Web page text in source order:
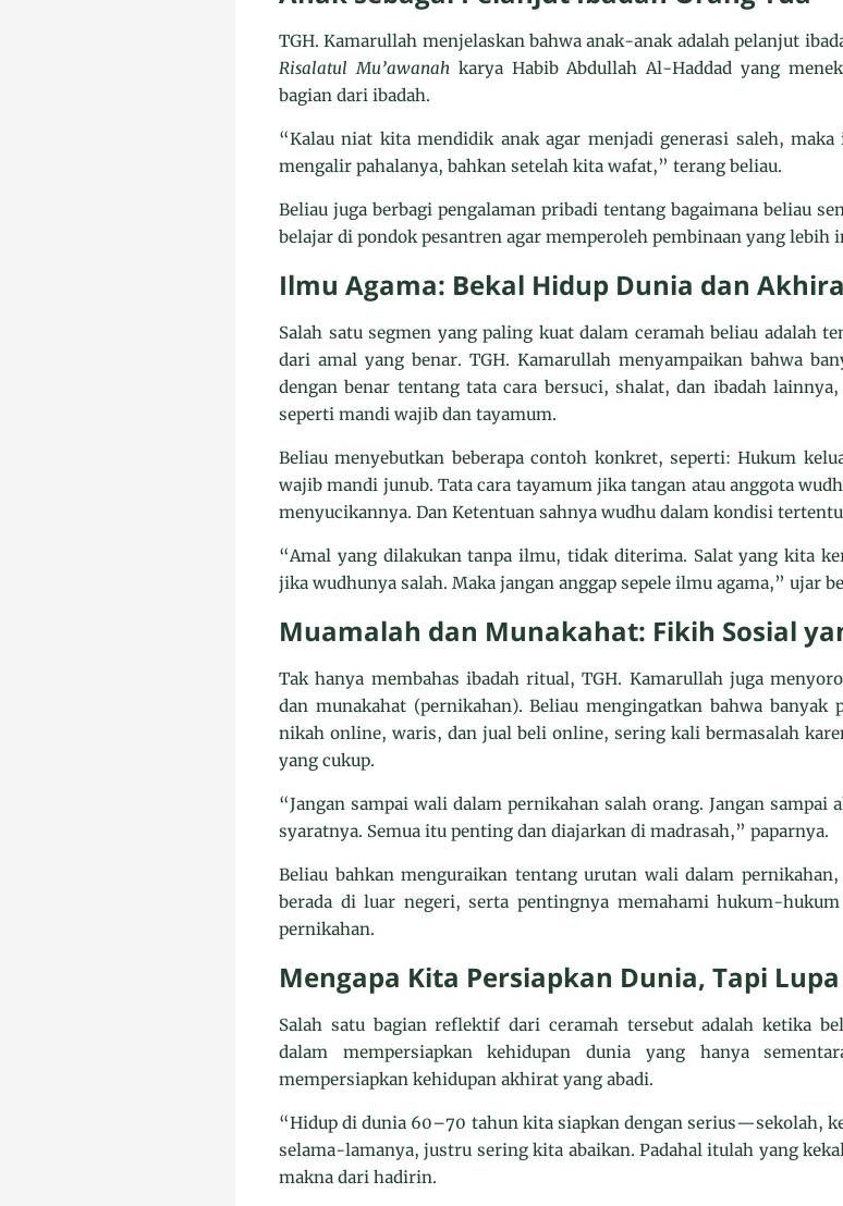
TGH. Kamarullah menjelaskan bahwa anak-anak adalah pelanjut
Risalatul Mu’awanahkarya Habib Abdullah Al-Haddad yang
bagian dari ibadah.
“Kalau niat kita mendidik anak agar menjadi generasi saleh,
mengalir pahalanya, bahkan setelah kita wafat,” terang beliau.
Beliau juga berbagi pengalaman pribadi tentang bagaimana beliau
belajar di pondok pesantren agar memperoleh pembinaan yang lebih
Ilmu Agama: Bekal Hidup Dunia dan
Salah satu segmen yang paling kuat dalam ceramah beliau adalah
dari amal yang benar. TGH. Kamarullah menyampaikan bahwa
dengan benar tentang tata cara bersuci, shalat, dan ibadah
seperti mandi wajib dan tayamum.
Beliau menyebutkan beberapa contoh konkret, seperti: Hukum
wajib mandi junub. Tata cara tayamum jika tangan atau anggota
menyucikannya. Dan Ketentuan sahnya wudhu dalam kondisi
“Amal yang dilakukan tanpa ilmu, tidak diterima. Salat yang kita
jika wudhunya salah. Maka jangan anggap sepele ilmu agama,” ujar
Muamalah dan Munakahat: Fikih Sosial
Tak hanya membahas ibadah ritual, TGH. Kamarullah juga
dan munakahat (pernikahan). Beliau mengingatkan bahwa
nikah online, waris, dan jual beli online, sering kali bermasalah
yang cukup.
“Jangan sampai wali dalam pernikahan salah orang. Jangan
syaratnya. Semua itu penting dan diajarkan di madrasah,” paparnya.
Beliau bahkan menguraikan tentang urutan wali dalam
berada di luar negeri, serta pentingnya memahami hukum-
pernikahan.
Mengapa Kita Persiapkan Dunia, Tapi
Salah satu bagian reflektif dari ceramah tersebut adalah ketika
dalam mempersiapkan kehidupan dunia yang hanya
mempersiapkan kehidupan akhirat yang abadi.
“Hidup di dunia 60–70 tahun kita siapkan dengan serius—sekolah,
selama-lamanya, justru sering kita abaikan. Padahal itulah yang
makna dari hadirin.